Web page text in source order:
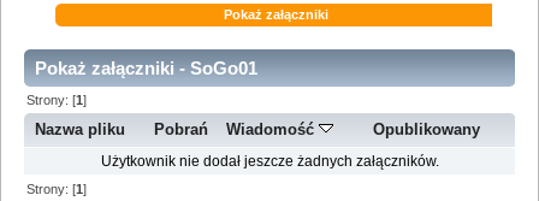
Pokaż załączniki
Pokaż załączniki - SoGo01
Strony: [1]
Nazwa pliku Pobrań Wiadomość Opublikowany
Użytkownik nie dodał jeszcze żadnych załączników.
Strony: [1]